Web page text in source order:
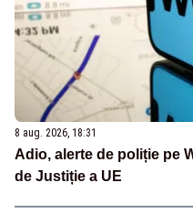
8 aug. 2026, 18:31
Adio, alerte de poliție pe
de Justiție a UE